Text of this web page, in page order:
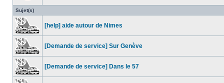
Sujet(s)
[help] aide autour de Nimes
[Demande de service] Sur Genève
[Demande de service] Dans le 57